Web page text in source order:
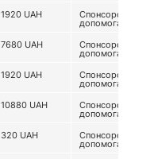
1920 UAH Спонсорська
допомога
7680 UAH Спонсорська
допомога
1920 UAH Спонсорська
допомога
10880 UAH Спонсорська
допомога
320 UAH Спонсорська
допомога